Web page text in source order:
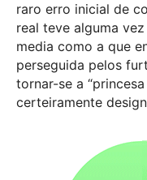
raro erro inicial de
real teve alguma
media como a que
perseguida pelos
tornar-se a
certeiramente